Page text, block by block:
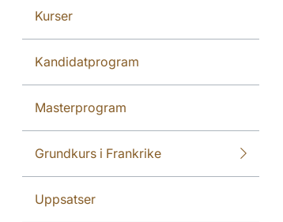
Kurser
Kandidatprogram
Masterprogram
Grundkurs i Frankrike
Uppsatser